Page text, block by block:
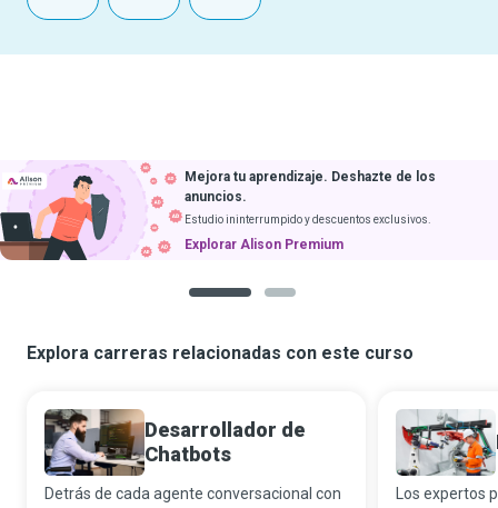
Mejora tu aprendizaje. Deshazte de los
anuncios.
Estudio ininterrumpido y descuentos exclusivos.
Explorar Alison Premium
Explora carreras relacionadas con este curso
Desarrollador de
Chatbots
Detrás de cada agente conversacional con Los expertos